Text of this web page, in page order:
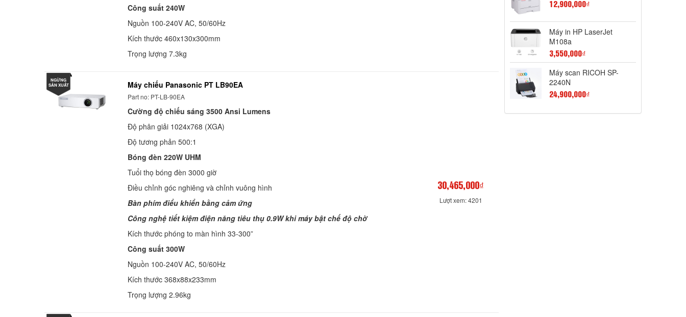
Công suất 240W
Nguồn 100-240V AC, 50/60Hz
Kích thước 460x130x300mm
Trọng lượng 7.3kg
NGỪNG
SẢN XUẤT
Máy chiếu Panasonic PT LB90EA
Part no: PT-LB-90EA
Cường độ chiếu sáng 3500 Ansi Lumens
Độ phân giải 1024x768 (XGA)
Độ tương phản 500:1
Bóng đèn 220W UHM
Tuổi thọ bóng đèn 3000 giờ
Điều chỉnh góc nghiêng và chỉnh vuông hình
Bàn phím điểu khiển bằng cảm ứng
Công nghệ tiết kiệm điện năng tiêu thụ 0.9W khi máy bật chế độ chờ
Kích thước phóng to màn hình 33-300”
Công suất 300W
Nguồn 100-240V AC, 50/60Hz
Kích thước 368x88x233mm
Trọng lượng 2.96kg
30,465,000₫
Lượt xem: 4201
12,900,000₫
Máy in HP LaserJet
M108a
3,550,000₫
Máy scan RICOH SP-
2240N
24,900,000₫